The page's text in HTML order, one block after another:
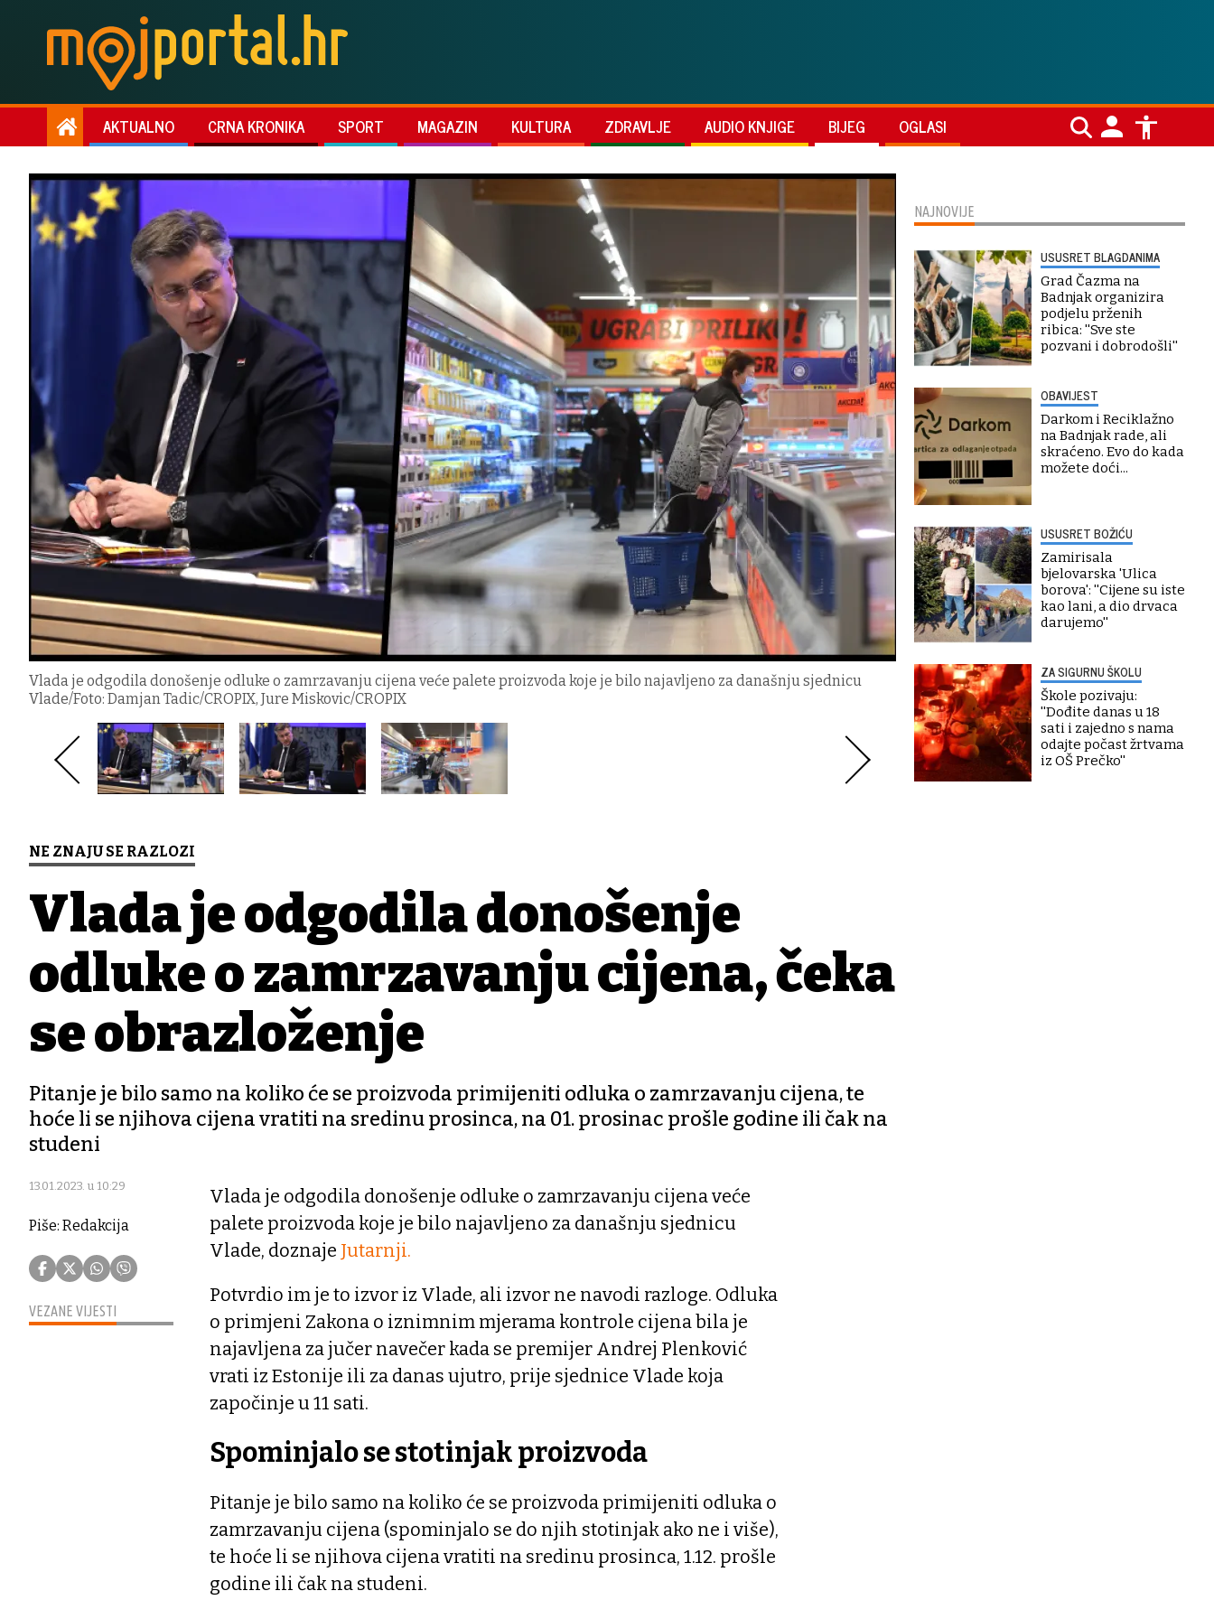
AKTUALNO CRNA KRONIKA SPORT MAGAZIN KULTURA ZDRAVLJE AUDIO KNJIGE BIJEG OGLASI
Vlada je odgodila donošenje odluke o zamrzavanju cijena veće palete proizvoda koje je bilo najavljeno za današnju sjednicu
Vlade/Foto: Damjan Tadic/CROPIX, Jure Miskovic/CROPIX
NE ZNAJU SE RAZLOZI
Vlada je odgodila donošenje
odluke o zamrzavanju cijena, čeka
se obrazloženje
Pitanje je bilo samo na koliko će se proizvoda primijeniti odluka o zamrzavanju cijena, te
hoće li se njihova cijena vratiti na sredinu prosinca, na 01. prosinac prošle godine ili čak na
studeni
13.01.2023. u 10:29
Piše: Redakcija
VEZANE VIJESTI
Vlada je odgodila donošenje odluke o zamrzavanju cijena veće
palete proizvoda koje je bilo najavljeno za današnju sjednicu
Vlade, doznaje Jutarnji.
Potvrdio im je to izvor iz Vlade, ali izvor ne navodi razloge. Odluka
o primjeni Zakona o iznimnim mjerama kontrole cijena bila je
najavljena za jučer navečer kada se premijer Andrej Plenković
vrati iz Estonije ili za danas ujutro, prije sjednice Vlade koja
započinje u 11 sati.
Spominjalo se stotinjak proizvoda
Pitanje je bilo samo na koliko će se proizvoda primijeniti odluka o
zamrzavanju cijena (spominjalo se do njih stotinjak ako ne i više),
te hoće li se njihova cijena vratiti na sredinu prosinca, 1.12. prošle
godine ili čak na studeni.
NAJNOVIJE
USUSRET BLAGDANIMA
Grad Čazma na
Badnjak organizira
podjelu prženih
ribica: ''Sve ste
pozvani i dobrodošli''
OBAVIJEST
Darkom i Reciklažno
na Badnjak rade, ali
skraćeno. Evo do kada
možete doći...
USUSRET BOŽIĆU
Zamirisala
bjelovarska 'Ulica
borova': ''Cijene su iste
kao lani, a dio drvaca
darujemo''
ZA SIGURNU ŠKOLU
Škole pozivaju:
''Dođite danas u 18
sati i zajedno s nama
odajte počast žrtvama
iz OŠ Prečko''